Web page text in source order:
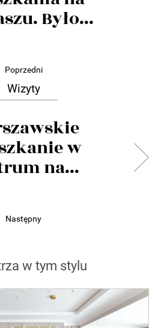
Było...
Poprzedni
Wizyty
w
na...
Następny
w tym stylu